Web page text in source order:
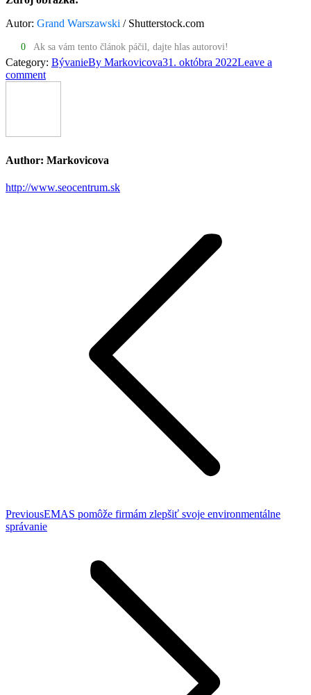
Autor: Grand Warszawski / Shutterstock.com
0 Ak sa vám tento článok páčil, dajte hlas autorovi!
Category: BývanieBy Markovicova31. októbra 2022Leave a
comment
Author: Markovicova
http://www.seocentrum.sk
PreviousPrevious
post:
EMAS pomôže firmám zlepšiť svoje environmentálne
správanie